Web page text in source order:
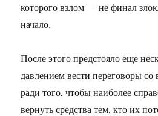
которого взлом — не финал
начало.
После этого предстояло еще
давлением вести переговоры со
ради того, чтобы наиболее
вернуть средства тем, кто их